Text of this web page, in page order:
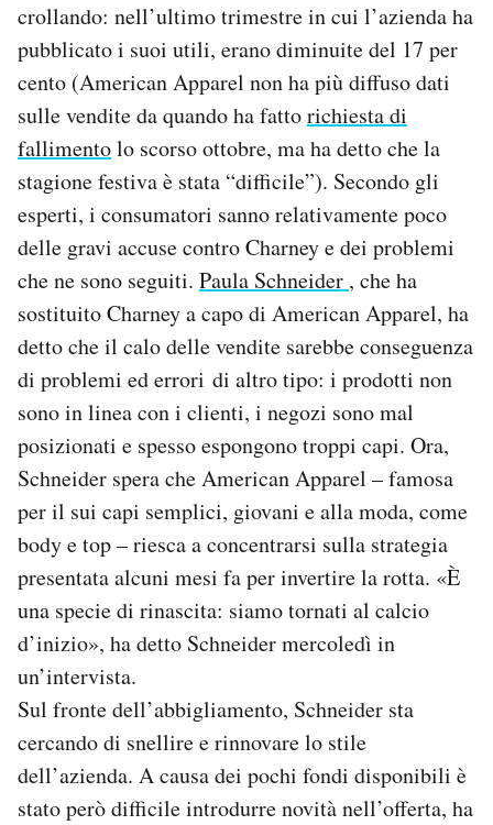
crollando: nell’ultimo trimestre in cui l’azienda ha
pubblicato i suoi utili, erano diminuite del 17 per
cento (American Apparel non ha più diffuso dati
sulle vendite da quando ha fattorichiesta di
fallimentolo scorso ottobre, ma ha detto che la
stagione festiva è stata “difficile”). Secondo gli
esperti, i consumatori sanno relativamente poco
delle gravi accuse contro Charney e dei problemi
che ne sono seguiti. Paula Schneider , che ha
sostituito Charney a capo di American Apparel, ha
detto che il calo delle vendite sarebbe conseguenza
di problemi ed errori di altro tipo: i prodotti non
sono in linea con i clienti, i negozi sono mal
posizionati e spesso espongono troppi capi. Ora,
Schneider spera che American Apparel – famosa
per il sui capi semplici, giovani e alla moda, come
body e top – riesca a concentrarsi sulla strategia
presentata alcuni mesi fa per invertire la rotta. «È
una specie di rinascita: siamo tornati al calcio
d’inizio», ha detto Schneider mercoledì in
un’intervista.
Sul fronte dell’abbigliamento, Schneider sta
cercando di snellire e rinnovare lo stile
dell’azienda. A causa dei pochi fondi disponibili è
stato però difficile introdurre novità nell’offerta, ha